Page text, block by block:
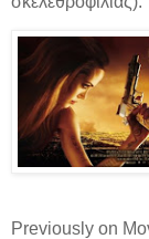
Previously on